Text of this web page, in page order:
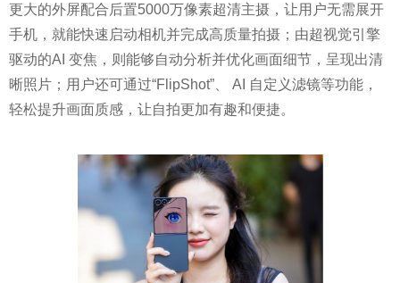
更大的外屏配合后置5000万像素超清主摄，让用户无需展开
手机，就能快速启动相机并完成高质量拍摄；由超视觉引擎
驱动的AI 变焦，则能够自动分析并优化画面细节，呈现出清
晰照片；用户还可通过“FlipShot”、 AI 自定义滤镜等功能，
轻松提升画面质感，让自拍更加有趣和便捷。